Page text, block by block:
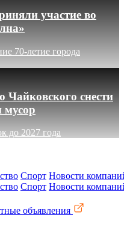
участие во
70-летие города
Чайковского снести
мусор
до 2027 года
Спорт Новости
Спорт Новости
объявления